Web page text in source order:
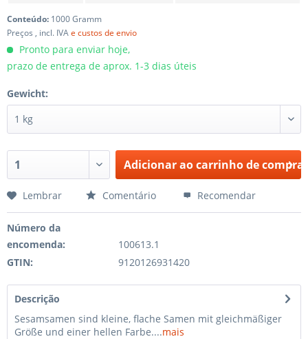
Conteúdo: 1000 Gramm
Preços , incl. IVAe custos de envio
Pronto para enviar hoje,
prazo de entrega de aprox. 1-3 dias úteis
Gewicht:
Adicionar ao carrinho de
Lembrar Comentário Recomendar
Número da
encomenda:
100613.1
GTIN:
9120126931420
Descrição
Sesamsamen sind kleine, flache Samen mit gleichmäßiger
Größe und einer hellen Farbe....mais